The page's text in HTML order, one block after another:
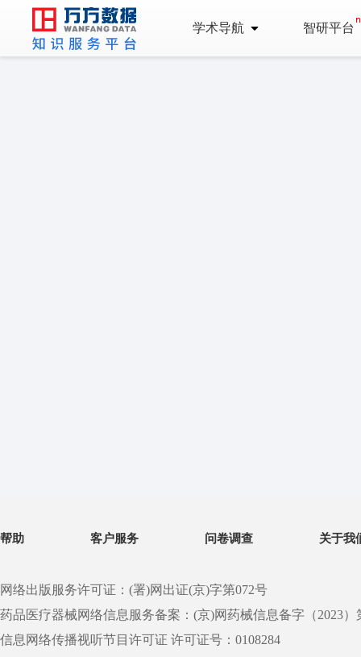
学术导航 智研平台
帮助 客户服务 问卷调查 关于我
网络出版服务许可证：(署)网出证(京)字第072号
药品医疗器械网络信息服务备案：(京)网药械信息备字（2023）
信息网络传播视听节目许可证 许可证号：0108284